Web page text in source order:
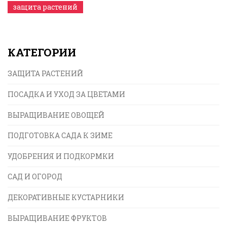
защита растений
КАТЕГОРИИ
ЗАЩИТА РАСТЕНИЙ
ПОСАДКА И УХОД ЗА ЦВЕТАМИ
ВЫРАЩИВАНИЕ ОВОЩЕЙ
ПОДГОТОВКА САДА К ЗИМЕ
УДОБРЕНИЯ И ПОДКОРМКИ
САД И ОГОРОД
ДЕКОРАТИВНЫЕ КУСТАРНИКИ
ВЫРАЩИВАНИЕ ФРУКТОВ